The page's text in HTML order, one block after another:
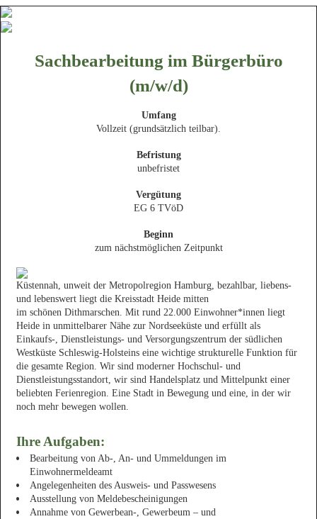
Sachbearbeitung im Bürgerbüro
(m/w/d)
Umfang
Vollzeit (grundsätzlich teilbar).
Befristung
unbefristet
Vergütung
EG 6 TVöD
Beginn
zum nächstmöglichen Zeitpunkt
Küstennah, unweit der Metropolregion Hamburg, bezahlbar, liebens-
und lebenswert liegt die Kreisstadt Heide mitten
im schönen Dithmarschen. Mit rund 22.000 Einwohner*innen liegt
Heide in unmittelbarer Nähe zur Nordseeküste und erfüllt als
Einkaufs-, Dienstleistungs- und Versorgungszentrum der südlichen
Westküste Schleswig-Holsteins eine wichtige strukturelle Funktion für
die gesamte Region. Wir sind moderner Hochschul- und
Dienstleistungsstandort, wir sind Handelsplatz und Mittelpunkt einer
beliebten Ferienregion. Eine Stadt in Bewegung und eine, in der wir
noch mehr bewegen wollen.
Ihre Aufgaben:
Bearbeitung von Ab-, An- und Ummeldungen im
Einwohnermeldeamt
Angelegenheiten des Ausweis- und Passwesens
Ausstellung von Meldebescheinigungen
Annahme von Gewerbean-, Gewerbeum – und